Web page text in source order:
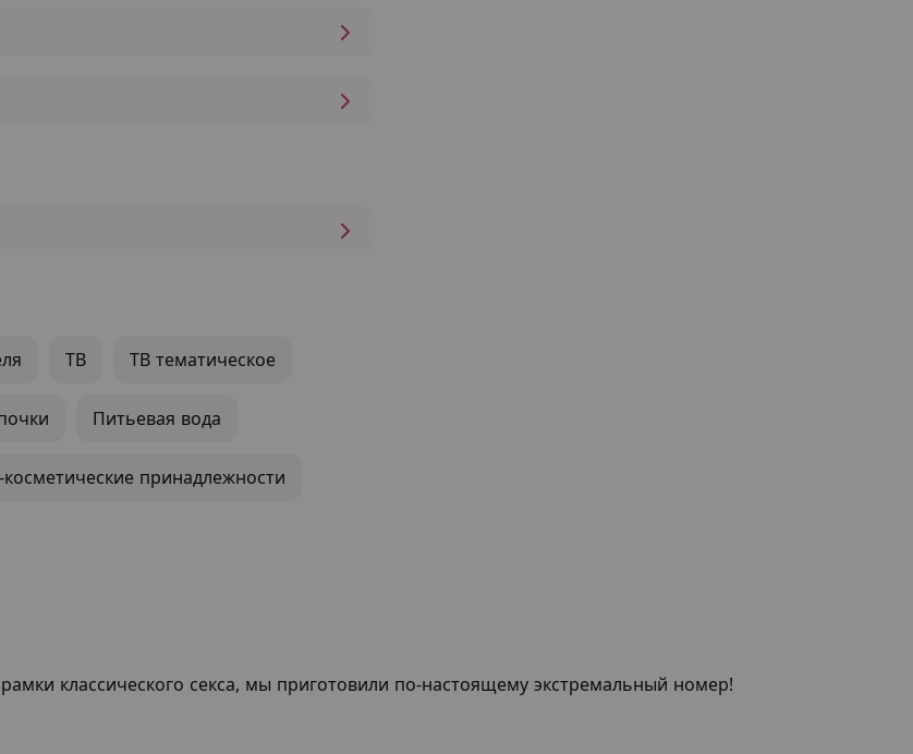
ТВ ТВ тематическое
Питьевая вода
косметические принадлежности
классического секса, мы приготовили по-настоящему экстремальный номер!